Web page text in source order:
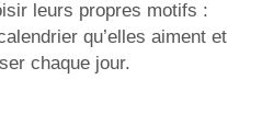
leurs propres motifs :
qu’elles aiment et
chaque jour.